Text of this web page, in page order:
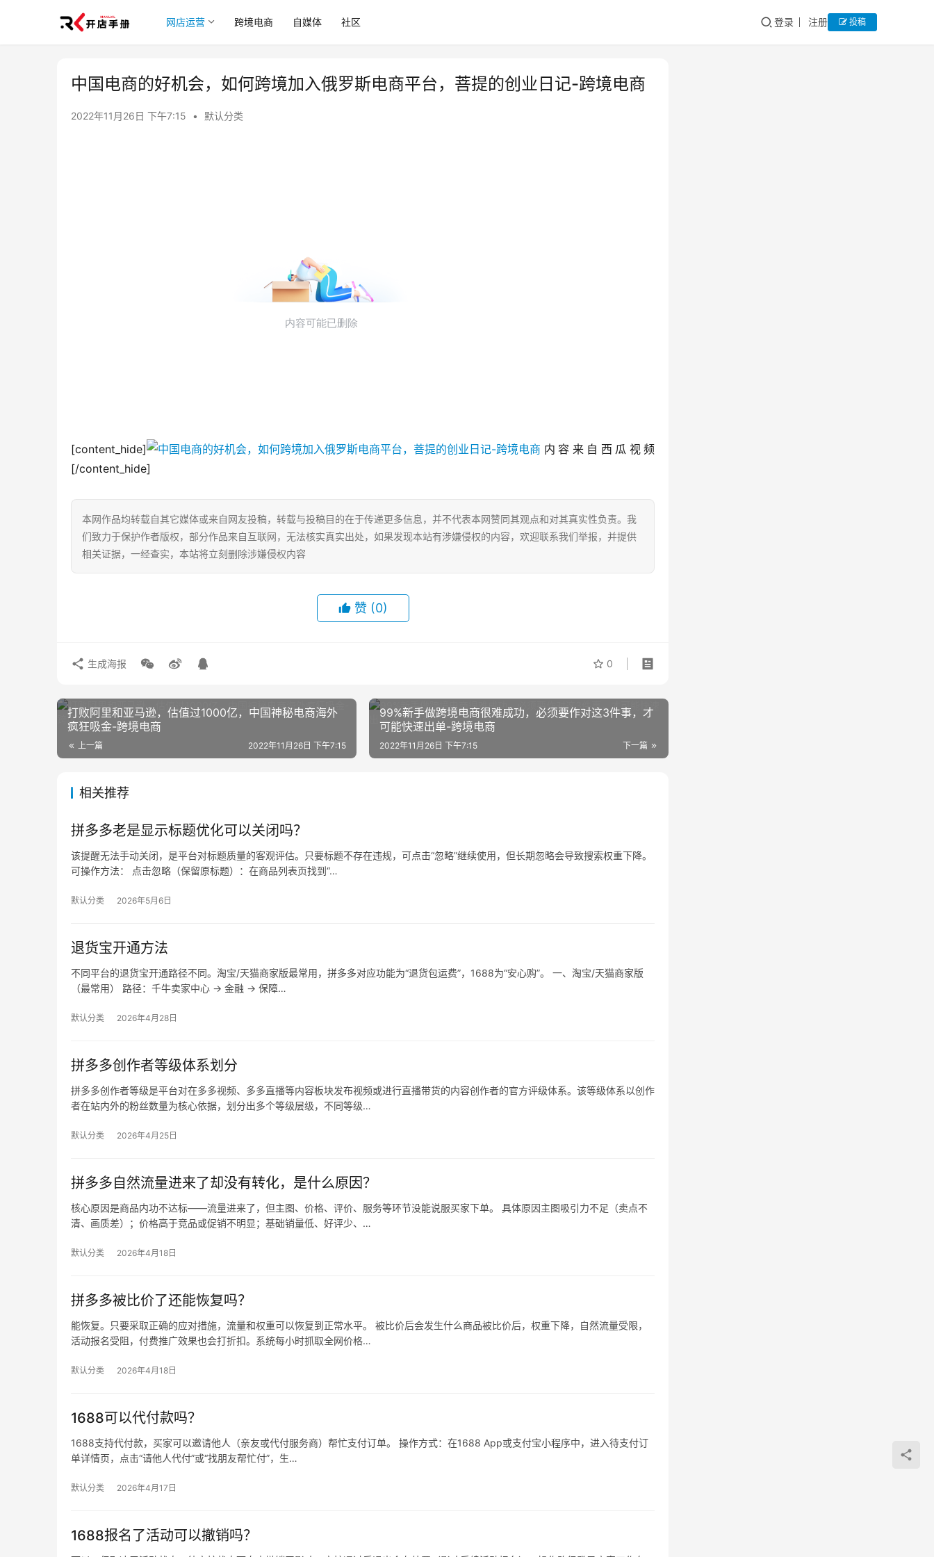
网店运营 跨境电商 自媒体 社区 登录 注册 投稿
中国电商的好机会，如何跨境加入俄罗斯电商平台，菩提的创业日记-跨境电商
2022年11月26日 下午7:15 • 默认分类
[content_hide]
内容来自西瓜视频
[/content_hide]
本网作品均转载自其它媒体或来自网友投稿，转载与投稿目的在于传递更多信息，并不代表本网赞同其观点和对其真实性负责。我
们致力于保护作者版权，部分作品来自互联网，无法核实真实出处，如果发现本站有涉嫌侵权的内容，欢迎联系我们举报，并提供
相关证据，一经查实，本站将立刻删除涉嫌侵权内容
赞 (0)
0
生成海报
打败阿里和亚马逊，估值过1000亿，中国神秘电商海外
疯狂吸金-跨境电商
上一篇 2022年11月26日 下午7:15
99%新手做跨境电商很难成功，必须要作对这3件事，才
可能快速出单-跨境电商
下一篇
2022年11月26日 下午7:15
相关推荐
拼多多老是显示标题优化可以关闭吗？
该提醒无法手动关闭，是平台对标题质量的客观评估。只要标题不存在违规，可点击“忽略”继续使用，但长期忽略会导致搜索权重下降。
可操作方法： 点击忽略（保留原标题）：在商品列表页找到“…
默认分类 2026年5月6日
退货宝开通方法
不同平台的退货宝开通路径不同。淘宝/天猫商家版最常用，拼多多对应功能为“退货包运费”，1688为“安心购”。 一、淘宝/天猫商家版
（最常用） 路径：千牛卖家中心 → 金融 → 保障…
默认分类 2026年4月28日
拼多多创作者等级体系划分
拼多多创作者等级是平台对在多多视频、多多直播等内容板块发布视频或进行直播带货的内容创作者的官方评级体系。该等级体系以创作
者在站内外的粉丝数量为核心依据，划分出多个等级层级，不同等级…
默认分类 2026年4月25日
拼多多自然流量进来了却没有转化，是什么原因？
核心原因是商品内功不达标——流量进来了，但主图、价格、评价、服务等环节没能说服买家下单。 具体原因主图吸引力不足（卖点不
清、画质差）；价格高于竞品或促销不明显；基础销量低、好评少、…
默认分类 2026年4月18日
拼多多被比价了还能恢复吗？
能恢复。只要采取正确的应对措施，流量和权重可以恢复到正常水平。 被比价后会发生什么商品被比价后，权重下降，自然流量受限，
活动报名受阻，付费推广效果也会打折扣。系统每小时抓取全网价格…
默认分类 2026年4月18日
1688可以代付款吗？
1688支持代付款，买家可以邀请他人（亲友或代付服务商）帮忙支付订单。 操作方式：在1688 App或支付宝小程序中，进入待支付订
单详情页，点击“请他人代付”或“找朋友帮忙付”，生…
默认分类 2026年4月17日
1688报名了活动可以撤销吗？